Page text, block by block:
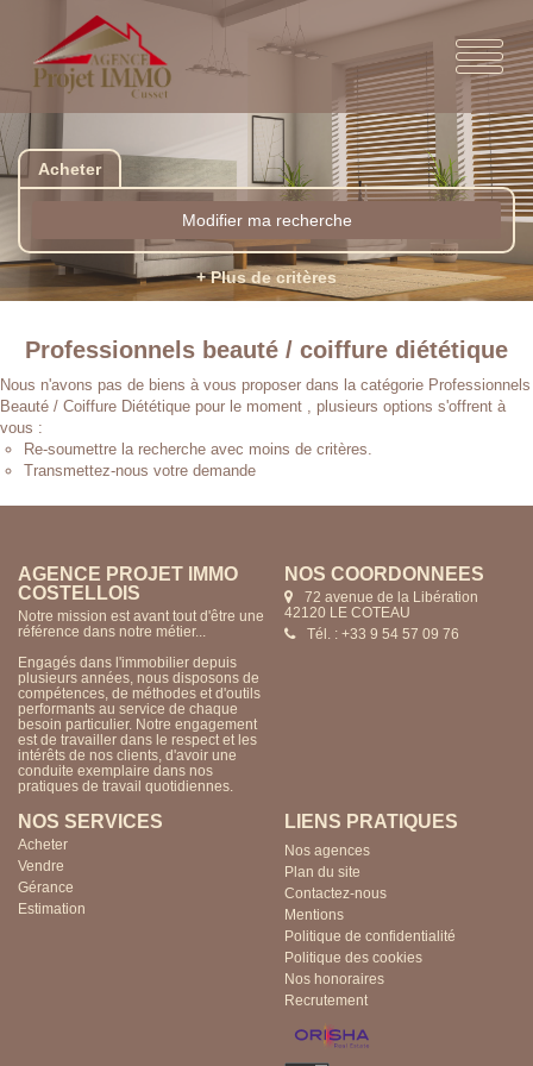
Acheter
Modifier ma recherche
+ Plus de critères
Professionnels beauté / coiffure diététique
Nous n'avons pas de biens à vous proposer dans la catégorie Professionnels
Beauté / Coiffure Diététique pour le moment , plusieurs options s'offrent à
vous :
Re-soumettre la recherche avec moins de critères.
Transmettez-nous votre demande
AGENCE PROJET IMMO
COSTELLOIS
Notre mission est avant tout d'être une
référence dans notre métier...
Engagés dans l'immobilier depuis
plusieurs années, nous disposons de
compétences, de méthodes et d'outils
performants au service de chaque
besoin particulier. Notre engagement
est de travailler dans le respect et les
intérêts de nos clients, d'avoir une
conduite exemplaire dans nos
pratiques de travail quotidiennes.
NOS COORDONNÉES
72 avenue de la Libération
42120 LE COTEAU
Tél. : +33 9 54 57 09 76
NOS SERVICES
Acheter
Vendre
Gérance
Estimation
LIENS PRATIQUES
Nos agences
Plan du site
Contactez-nous
Mentions
Politique de confidentialité
Politique des cookies
Nos honoraires
Recrutement